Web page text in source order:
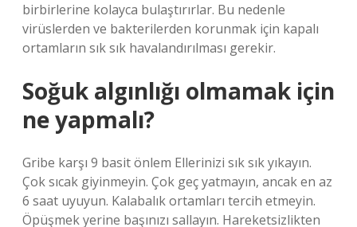
birbirlerine kolayca bulaştırırlar. Bu nedenle
virüslerden ve bakterilerden korunmak için kapalı
ortamların sık sık havalandırılması gerekir.
Soğuk algınlığı olmamak için
ne yapmalı?
Gribe karşı 9 basit önlem Ellerinizi sık sık yıkayın.
Çok sıcak giyinmeyin. Çok geç yatmayın, ancak en az
6 saat uyuyun. Kalabalık ortamları tercih etmeyin.
Öpüşmek yerine başınızı sallayın. Hareketsizlikten